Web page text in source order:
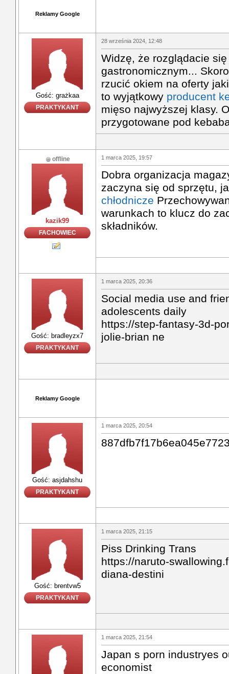
Reklamy Google
Gość: grażkaa
PRAKTYKANT
28 września 2024, 12:48
Widzę, że rozglądacie
gastronomicznym...
rzucić okiem na oferty
to wyjątkowy producent
mięso najwyższej klasy.
przygotowane pod
offline
kazik99
FACHOWIEC
1 marca 2025, 19:57
Dobra organizacja
zaczyna się od sprzętu,
chłodnicze
warunkach to klucz do
składników.
Gość: bradleyzx7
PRAKTYKANT
1 marca 2025, 20:36
Social media use and
adolescents daily
https://step-fantasy-3d-
jolie-brian ne
Reklamy Google
Gość: asjdahshu
PRAKTYKANT
1 marca 2025, 20:54
Gość: brentvw5
PRAKTYKANT
1 marca 2025, 21:15
Piss Drinking Trans
https://naruto-
diana-destini
1 marca 2025, 21:54
Japan s porn industryes
economist